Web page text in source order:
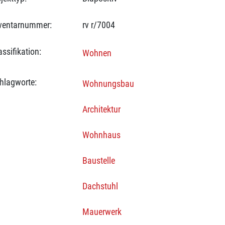
rv r/7004
Wohnen
Wohnungsbau
Architektur
Wohnhaus
Baustelle
Dachstuhl
Mauerwerk